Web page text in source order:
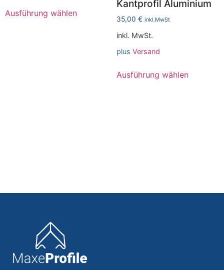
Ausführung wählen
Kantprofil Aluminium
35,00 € inkl.MwSt
inkl. MwSt.
plus Versand
Ausführung wählen